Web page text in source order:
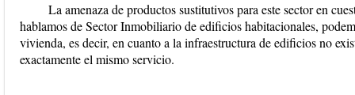
La amenaza de productos sustitutivos para este sector en
hablamos de Sector Inmobiliario de edificios habitacionales,
vivienda, es decir, en cuanto a la infraestructura de edificios no
exactamente el mismo servicio.